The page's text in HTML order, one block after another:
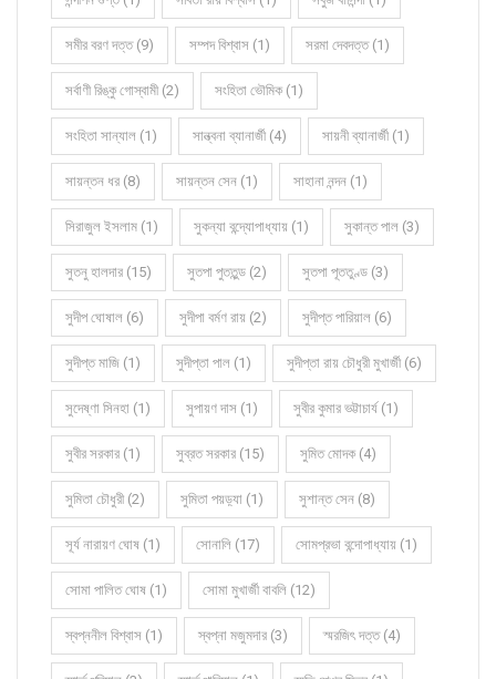
সমীর বরণ দত্ত (9) সম্পদ বিশ্বাস (1) সরমা দেবদত্ত (1)
সর্বাণী রিঙ্কু গোস্বামী (2) সংহিতা ভৌমিক (1)
সংহিতা সান্যাল (1) সান্ত্বনা ব্যানার্জী (4) সায়নী ব্যানার্জী (1)
সায়ন্তন ধর (8) সায়ন্তন সেন (1) সাহানা নন্দন (1)
সিরাজুল ইসলাম (1) সুকন্যা বন্দ্যোপাধ্যায় (1) সুকান্ত পাল (3)
সুতনু হালদার (15) সুতপা পুততুন্ড (2) সুতপা পূততুণ্ড (3)
সুদীপ ঘোষাল (6) সুদীপা বর্মণ রায় (2) সুদীপ্ত পারিয়াল (6)
সুদীপ্ত মাজি (1) সুদীপ্তা পাল (1) সুদীপ্তা রায় চৌধুরী মুখার্জী (6)
সুদেষ্ণা সিনহা (1) সুপায়ণ দাস (1) সুবীর কুমার ভট্টাচার্য (1)
সুবীর সরকার (1) সুব্রত সরকার (15) সুমিত মোদক (4)
সুমিতা চৌধুরী (2) সুমিতা পয়ড়্যা (1) সুশান্ত সেন (8)
সূর্য নারায়ণ ঘোষ (1) সোনালি (17) সোমপ্রভা বন্দোপাধ্যায় (1)
সোমা পালিত ঘোষ (1) সোমা মুখার্জী বাবলি (12)
স্বপ্ননীল বিশ্বাস (1) স্বপ্না মজুমদার (3) স্মরজিৎ দত্ত (4)